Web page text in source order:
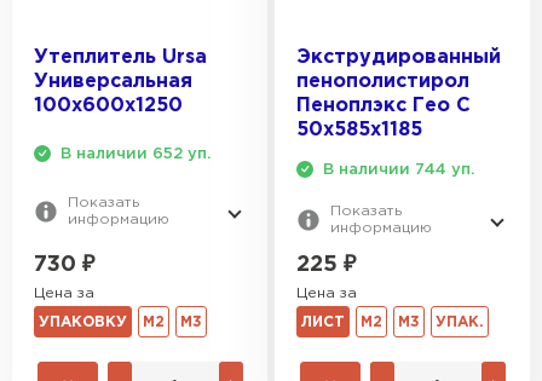
Утеплитель Ursa
Универсальная
100х600х1250
В наличии 652 уп.
Показать
информацию
730 ₽
Цена за
УПАКОВКУ М2 М3
Экструдированный
пенополистирол
Пеноплэкс Гео С
50х585х1185
В наличии 744 уп.
Показать
информацию
225 ₽
Цена за
ЛИСТ М2 М3 УПАК.